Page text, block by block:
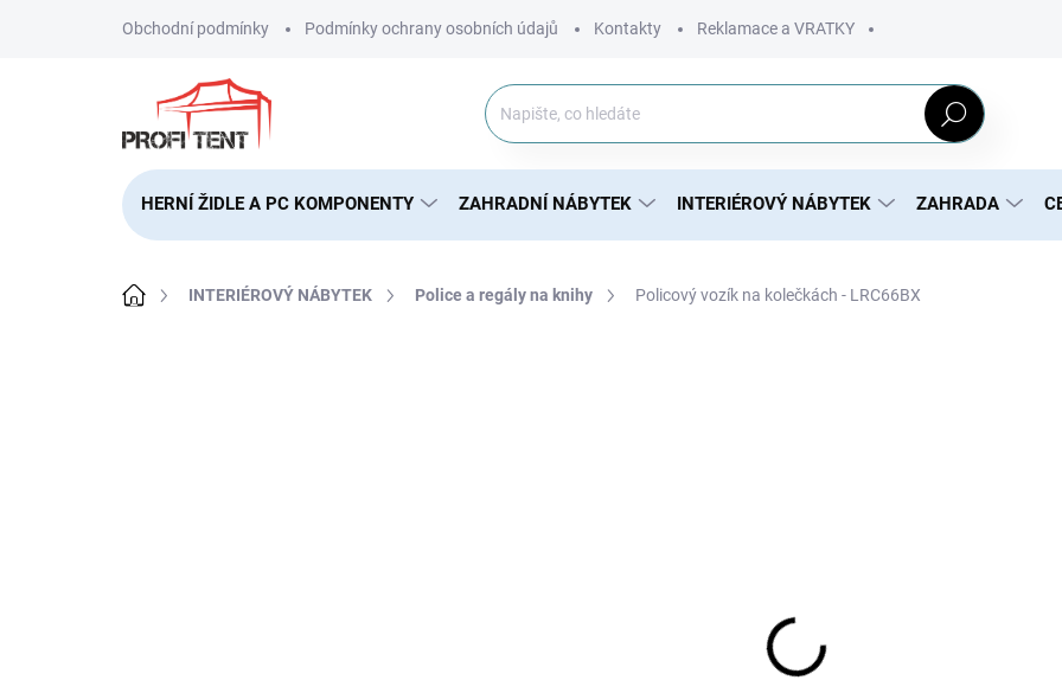
Obchodní podmínky Podmínky ochrany osobních údajů Kontakty Reklamace a VRATKY
Hledat
HERNÍ ŽIDLE A PC KOMPONENTY ZAHRADNÍ NÁBYTEK INTERIÉROVÝ NÁBYTEK ZAHRADA
Domů INTERIÉROVÝ NÁBYTEK Police a regály na knihy Policový vozík na kolečkách - LRC66BX